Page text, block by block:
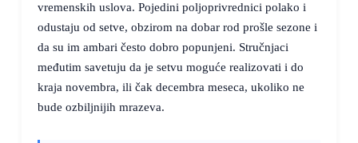
vremenskih uslova. Pojedini poljoprivrednici polako i
odustaju od setve, obzirom na dobar rod prošle sezone i
da su im ambari često dobro popunjeni. Stručnjaci
međutim savetuju da je setvu moguće realizovati i do
kraja novembra, ili čak decembra meseca, ukoliko ne
bude ozbiljnijih mrazeva.